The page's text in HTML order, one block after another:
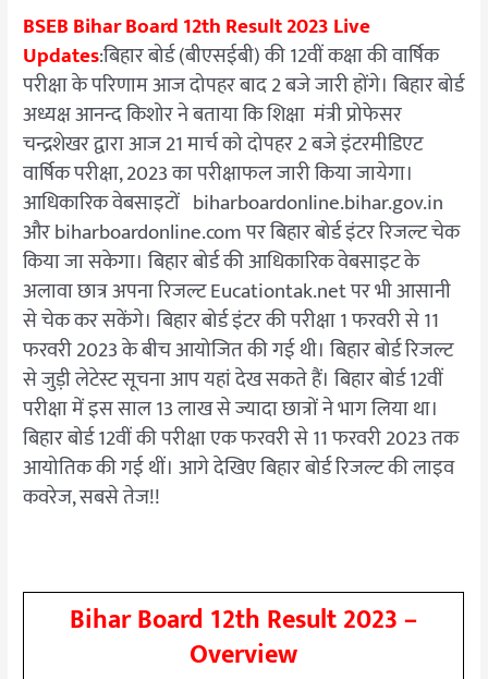
BSEB Bihar Board 12th Result 2023 Live
Updates:बिहार बोर्ड (बीएसईबी) की 12वीं कक्षा की वार्षिक
परीक्षा के परिणाम आज दोपहर बाद 2 बजे जारी होंगे। बिहार बोर्ड
अध्यक्ष आनन्द किशोर ने बताया कि शिक्षा मंत्री प्रोफेसर
चन्द्रशेखर द्वारा आज 21 मार्च को दोपहर 2 बजे इंटरमीडिएट
वार्षिक परीक्षा, 2023 का परीक्षाफल जारी किया जायेगा।
आधिकारिक वेबसाइटों biharboardonline.bihar.gov.in
और biharboardonline.com पर बिहार बोर्ड इंटर रिजल्ट चेक
किया जा सकेगा। बिहार बोर्ड की आधिकारिक वेबसाइट के
अलावा छात्र अपना रिजल्ट Eucationtak.net पर भी आसानी
से चेक कर सकेंगे। बिहार बोर्ड इंटर की परीक्षा 1 फरवरी से 11
फरवरी 2023 के बीच आयोजित की गई थी। बिहार बोर्ड रिजल्ट
से जुड़ी लेटेस्ट सूचना आप यहां देख सकते हैं। बिहार बोर्ड 12वीं
परीक्षा में इस साल 13 लाख से ज्यादा छात्रों ने भाग लिया था।
बिहार बोर्ड 12वीं की परीक्षा एक फरवरी से 11 फरवरी 2023 तक
आयोतिक की गई थीं। आगे देखिए बिहार बोर्ड रिजल्ट की लाइव
कवरेज, सबसे तेज!!
Bihar Board 12th Result 2023 –
Overview